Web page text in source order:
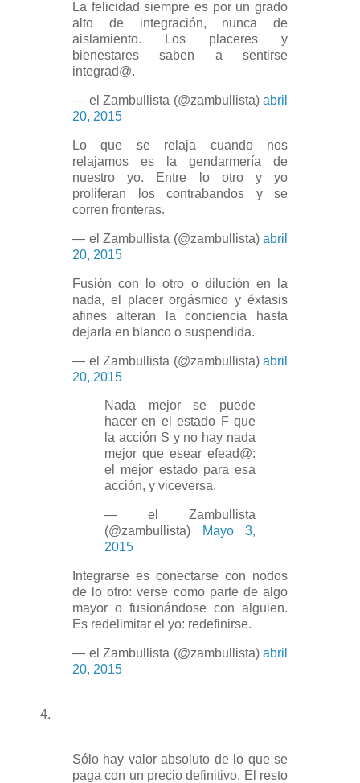
La felicidad siempre es por un grado
alto de integración, nunca de
aislamiento. Los placeres y
bienestares saben a sentirse
integrad@.
— el Zambullista (@zambullista) abril
20, 2015
Lo que se relaja cuando nos
relajamos es la gendarmería de
nuestro yo. Entre lo otro y yo
proliferan los contrabandos y se
corren fronteras.
— el Zambullista (@zambullista) abril
20, 2015
Fusión con lo otro o dilución en la
nada, el placer orgásmico y éxtasis
afines alteran la conciencia hasta
dejarla en blanco o suspendida.
— el Zambullista (@zambullista) abril
20, 2015
Nada mejor se puede
hacer en el estado F que
la acción S y no hay nada
mejor que esear efead@:
el mejor estado para esa
acción, y viceversa.
— el Zambullista
(@zambullista)
Mayo 3,
2015
Integrarse es conectarse con nodos
de lo otro: verse como parte de algo
mayor o fusionándose con alguien.
Es redelimitar el yo: redefinirse.
— el Zambullista (@zambullista) abril
20, 2015
4.
Sólo hay valor absoluto de lo que se
paga con un precio definitivo. El resto